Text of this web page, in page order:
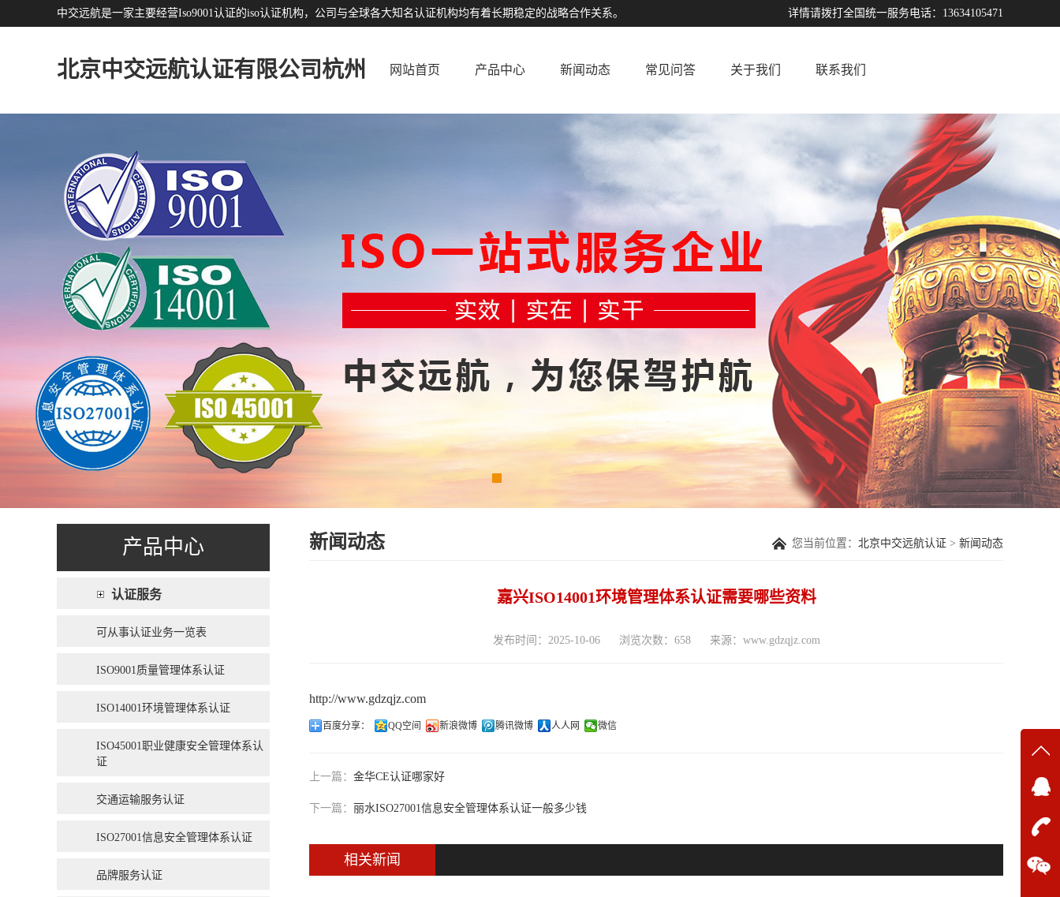
中交远航是一家主要经营Iso9001认证的iso认证机构，公司与全球各大知名认证机构均有着长期稳定的战略合作关系。 详情请拨打全国统一服务电话：13634105471
北京中交远航认证有限公司杭州
分公司
网站首页 产品中心 新闻动态 常见问答 关于我们 联系我们
产品中心
认证服务
可从事认证业务一览表
ISO9001质量管理体系认证
ISO14001环境管理体系认证
ISO45001职业健康安全管理体系认
证
交通运输服务认证
ISO27001信息安全管理体系认证
品牌服务认证
新闻动态 您当前位置： 北京中交远航认证 > 新闻动态
嘉兴ISO14001环境管理体系认证需要哪些资料
发布时间：2025-10-06 浏览次数：658 来源：www.gdzqjz.com
http://www.gdzqjz.com
百度分享： QQ空间 新浪微博 腾讯微博 人人网 微信
上一篇： 金华CE认证哪家好
下一篇： 丽水ISO27001信息安全管理体系认证一般多少钱
相关新闻
在线
在
咨询